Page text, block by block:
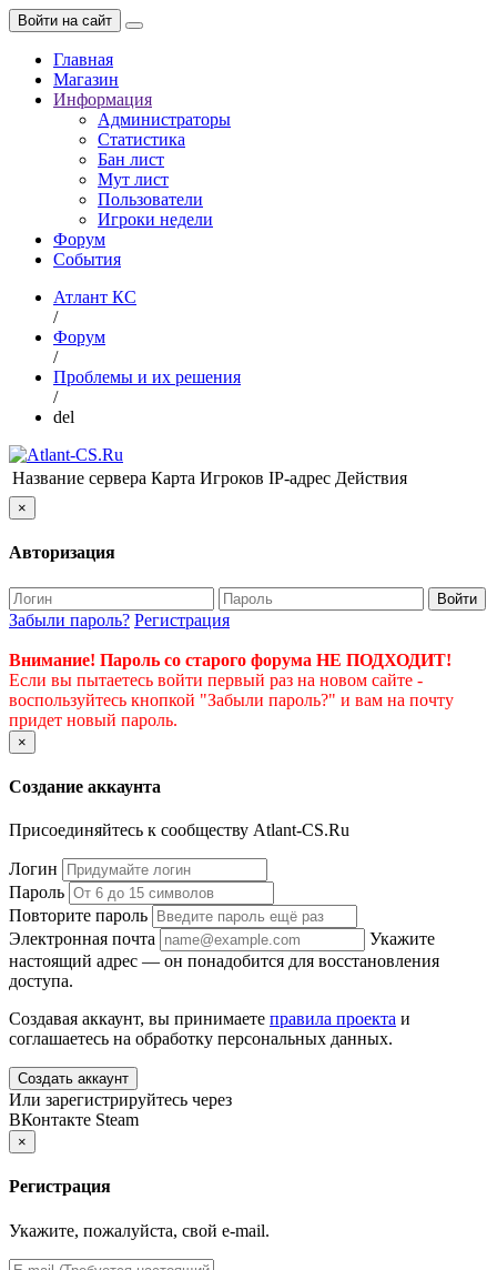
Войти на сайт
Главная
Магазин
Информация
Администраторы
Статистика
Бан лист
Мут лист
Пользователи
Игроки недели
Форум
События
Атлант КС
/
Форум
/
Проблемы и их решения
/
del
Название сервера Карта Игроков IP-адрес Действия
×
Авторизация
Войти
Забыли пароль? Регистрация
Внимание! Пароль со старого форума НЕ ПОДХОДИТ!
Если вы пытаетесь войти первый раз на новом сайте -
воспользуйтесь кнопкой "Забыли пароль?" и вам на почту
придет новый пароль.
×
Создание аккаунта
Присоединяйтесь к сообществу Atlant-CS.Ru
Логин
Пароль
Повторите пароль
Электронная почта
Укажите
настоящий адрес — он понадобится для восстановления
доступа.
Создавая аккаунт, вы принимаете правила проекта и
соглашаетесь на обработку персональных данных.
Создать аккаунт
Или зарегистрируйтесь через
ВКонтакте Steam
×
Регистрация
Укажите, пожалуйста, свой e-mail.